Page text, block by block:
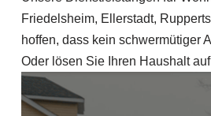
Friedelsheim, Ellerstadt,
hoffen, dass kein schwermütiger
Oder lösen Sie Ihren Haushalt